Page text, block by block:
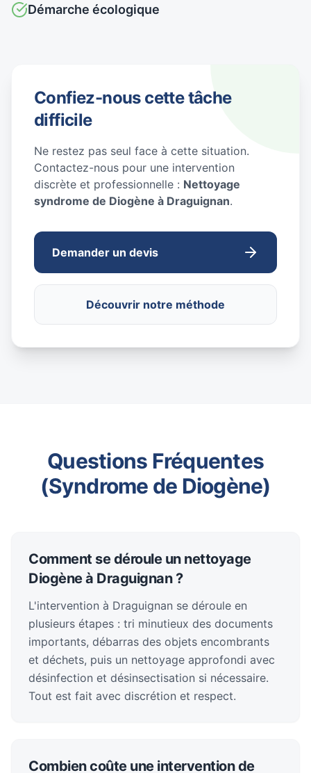
Démarche écologique
Confiez-nous cette tâche
difficile
Ne restez pas seul face à cette situation.
Contactez-nous pour une intervention
discrète et professionnelle : Nettoyage
syndrome de Diogène à Draguignan.
Demander un devis
Découvrir notre méthode
Questions Fréquentes
(Syndrome de Diogène)
Comment se déroule un nettoyage
Diogène à Draguignan ?
L'intervention à Draguignan se déroule en
plusieurs étapes : tri minutieux des documents
importants, débarras des objets encombrants
et déchets, puis un nettoyage approfondi avec
désinfection et désinsectisation si nécessaire.
Tout est fait avec discrétion et respect.
Combien coûte une intervention de